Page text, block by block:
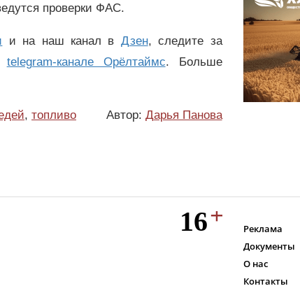
проверки ФАС.
и на наш канал в Дзен, следите за
telegram-канале Орёлтаймс. Больше
, топливо Автор: Дарья Панова
Реклама
Документы
О нас
Контакты